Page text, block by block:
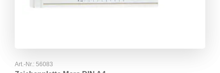
Art.-Nr.: 56083